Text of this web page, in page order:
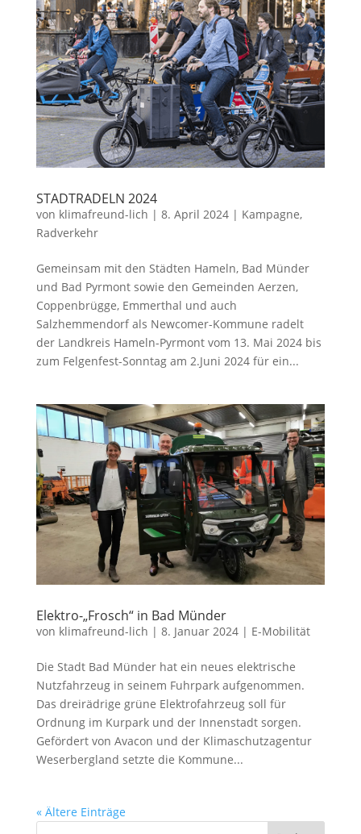
STADTRADELN 2024
von klimafreund-lich | 8. April 2024| Kampagne,
Radverkehr
Gemeinsam mit den Städten Hameln, Bad Münder
und Bad Pyrmont sowie den Gemeinden Aerzen,
Coppenbrügge, Emmerthal und auch
Salzhemmendorf als Newcomer-Kommune radelt
der Landkreis Hameln-Pyrmont vom 13. Mai 2024 bis
zum Felgenfest-Sonntag am 2.Juni 2024 für ein...
Elektro-„Frosch“ in Bad Münder
von klimafreund-lich | 8. Januar 2024| E-Mobilität
Die Stadt Bad Münder hat ein neues elektrische
Nutzfahrzeug in seinem Fuhrpark aufgenommen.
Das dreirädrige grüne Elektrofahrzeug soll für
Ordnung im Kurpark und der Innenstadt sorgen.
Gefördert von Avacon und der Klimaschutzagentur
Weserbergland setzte die Kommune...
« Ältere Einträge